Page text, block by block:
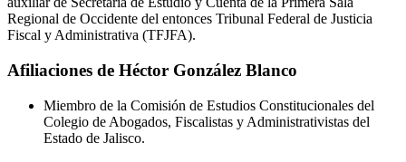
Regional de Occidente del entonces Tribunal Federal de Justicia
Fiscal y Administrativa (TFJFA).
Afiliaciones de Héctor González Blanco
Miembro de la Comisión de Estudios Constitucionales del
Colegio de Abogados, Fiscalistas y Administrativistas del
Estado de Jalisco.